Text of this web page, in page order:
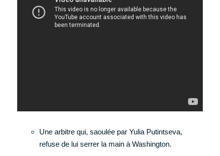
Une arbitre qui, saoulée par Yulia Putintseva,
refuse de lui serrer la main à Washington.